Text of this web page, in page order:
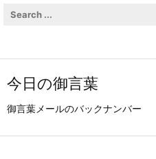
今日の御言葉
御言葉メールのバックナンバー